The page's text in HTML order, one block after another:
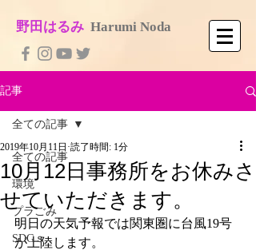
​野田はるみ Harumi No​da
記事
全ての記事
環境
プラごみ
SDGｓ
全ての記事
10月12日事務所をお休みさ
せていただきます。
2019年10月11日 読了時間: 1分
明日の天気予報では関東圏に台風19号
が上陸します。